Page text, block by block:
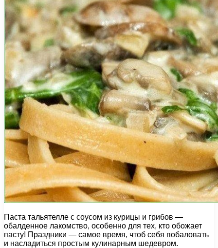
Паста тальятелле с соусом из курицы и грибов —
обалденное лакомство, особенно для тех, кто обожает
пасту! Праздники — самое время, чтоб себя побаловать
и насладиться простым кулинарным шедевром.